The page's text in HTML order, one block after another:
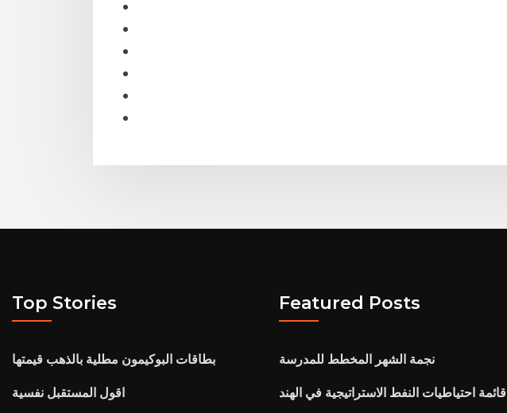
Top Stories
بطاقات البوكيمون مطلية بالذهب قيمتها
اقول المستقبل نفسية
Featured Posts
نجمة الشهر المخطط للمدرسة
قائمة احتياطيات النفط الاستراتيجية في الهند